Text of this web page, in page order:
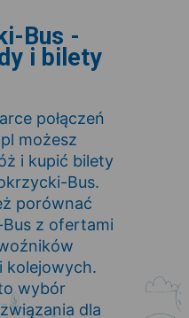
Bus -
i bilety
połączeń
możesz
i kupić bilety
Bus.
porównać
z ofertami
kolejowych.
wybór
dla